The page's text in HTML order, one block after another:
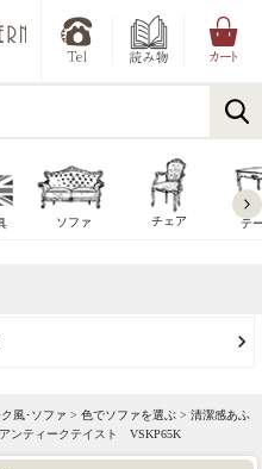
ソファ チェア テ
風･ソファ > 色でソファを選ぶ > 清潔感あふ
ンティークテイスト VSKP65K